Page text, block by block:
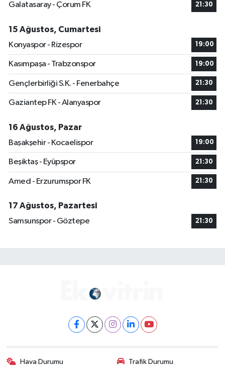
Galatasaray - Çorum FK
21:30
15 Ağustos, Cumartesi
Konyaspor - Rizespor
19:00
Kasımpaşa - Trabzonspor 19:00
Gençlerbirliği S.K. - Fenerbahçe 21:30
Gaziantep FK - Alanyaspor 21:30
16 Ağustos, Pazar
Başakşehir - Kocaelispor
19:00
Beşiktaş - Eyüpspor 21:30
Amed - Erzurumspor FK 21:30
17 Ağustos, Pazartesi
Samsunspor - Göztepe
21:30
Hava Durumu Trafik Durumu